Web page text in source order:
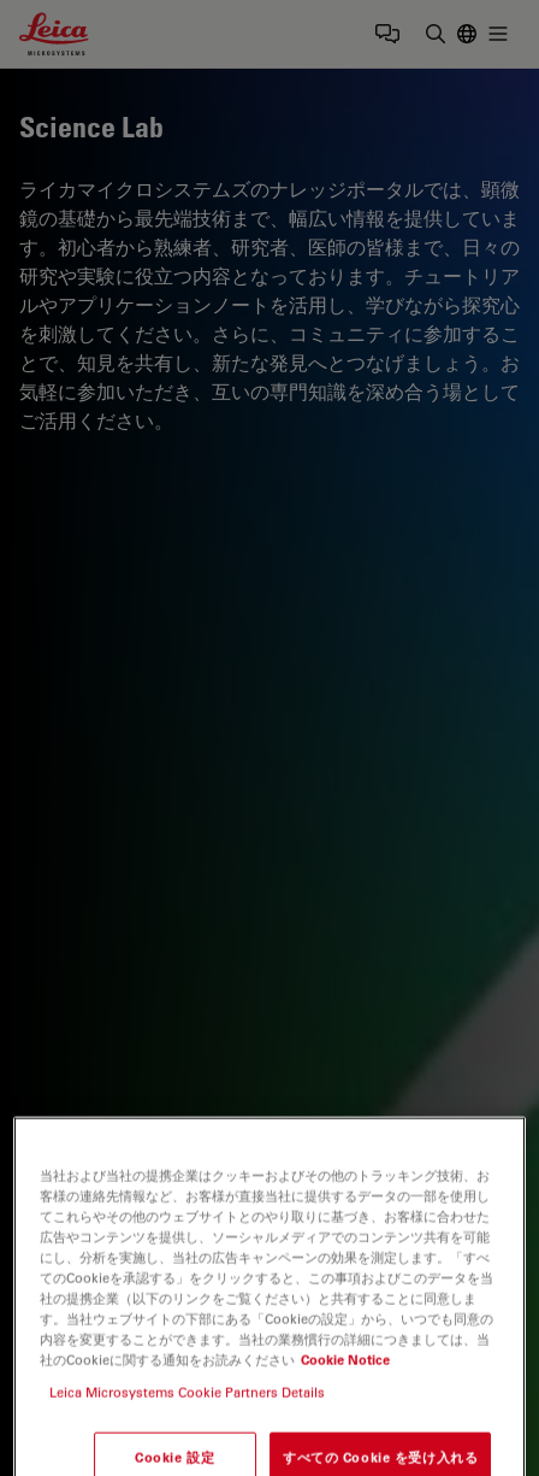
Leica Microsystems Logo
Science Lab
ライカマイクロシステムズのナレッジポータルでは、顕微
鏡の基礎から最先端技術まで、幅広い情報を提供していま
す。初心者から熟練者、研究者、医師の皆様まで、日々の
研究や実験に役立つ内容となっております。チュートリア
ルやアプリケーションノートを活用し、学びながら探究心
を刺激してください。さらに、コミュニティに参加するこ
とで、知見を共有し、新たな発見へとつなげましょう。お
気軽に参加いただき、互いの専門知識を深め合う場として
ご活用ください。
当社および当社の提携企業はクッキーおよびその他のトラッキング技術、お
客様の連絡先情報など、お客様が直接当社に提供するデータの一部を使用し
てこれらやその他のウェブサイトとのやり取りに基づき、お客様に合わせた
広告やコンテンツを提供し、ソーシャルメディアでのコンテンツ共有を可能
にし、分析を実施し、当社の広告キャンペーンの効果を測定します。「すべ
てのCookieを承認する」をクリックすると、この事項およびこのデータを当
社の提携企業（以下のリンクをご覧ください）と共有することに同意しま
す。当社ウェブサイトの下部にある「Cookieの設定」から、いつでも同意の
内容を変更することができます。当社の業務慣行の詳細につきましては、当
社のCookieに関する通知をお読みください Cookie Notice
Leica Microsystems Cookie Partners Details
Cookie 設定 すべての Cookie を受け入れる